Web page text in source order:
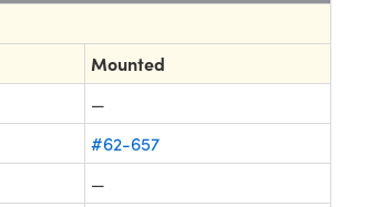
Mounted
—
#62-657
—